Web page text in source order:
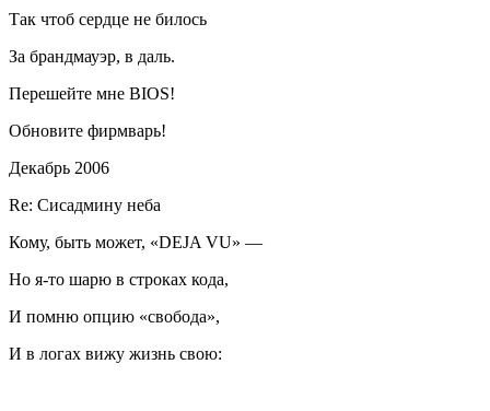
Так чтоб сердце не билось
За брандмауэр, в даль.
Перешейте мне BIOS!
Обновите фирмварь!
Декабрь 2006
Re: Сисадмину неба
Кому, быть может, «DEJA VU» —
Но я-то шарю в строках кода,
И помню опцию «свобода»,
И в логах вижу жизнь свою: